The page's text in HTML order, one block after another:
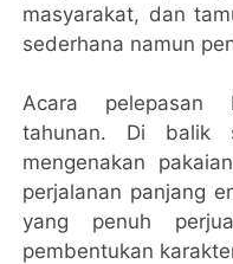
masyarakat, dan
sederhana namun
Acara pelepasan
tahunan. Di balik
mengenakan
perjalanan panjang
yang penuh
pembentukan